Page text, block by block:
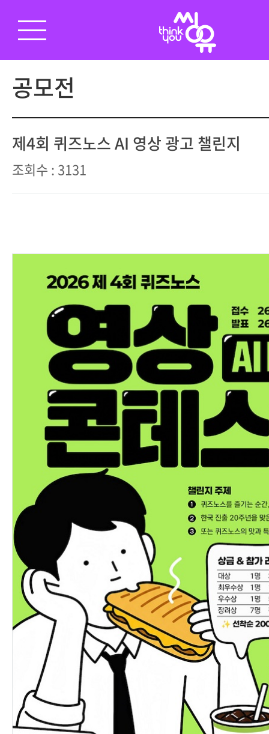
공모전
제4회 퀴즈노스 AI 영상 광고 챌린지
조회수 : 3131